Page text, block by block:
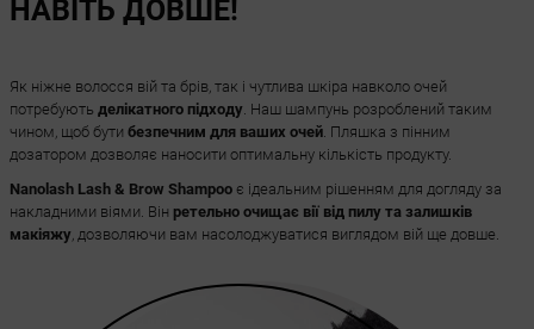
НАВІТЬ ДОВШЕ!
Як ніжне волосся вій та брів, так і чутлива шкіра навколо очей
потребують делікатного підходу. Наш шампунь розроблений таким
чином, щоб бути безпечним для ваших очей. Пляшка з пінним
дозатором дозволяє наносити оптимальну кількість продукту.
Nanolash Lash & Brow Shampooє ідеальним рішенням для догляду за
накладними віями. Він ретельно очищає вії від пилу та залишків
макіяжу, дозволяючи вам насолоджуватися виглядом вій ще довше.